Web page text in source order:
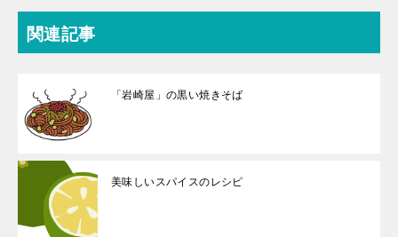
関連記事
「岩崎屋」の黒い焼きそば
美味しいスパイスのレシピ